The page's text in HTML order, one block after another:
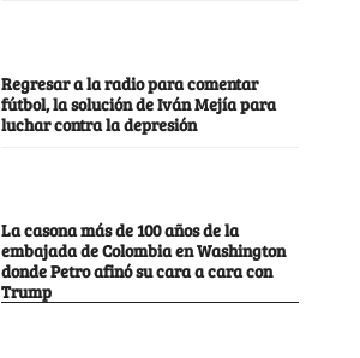
Regresar a la radio para comentar
fútbol, la solución de Iván Mejía para
luchar contra la depresión
La casona más de 100 años de la
embajada de Colombia en Washington
donde Petro afinó su cara a cara con
Trump